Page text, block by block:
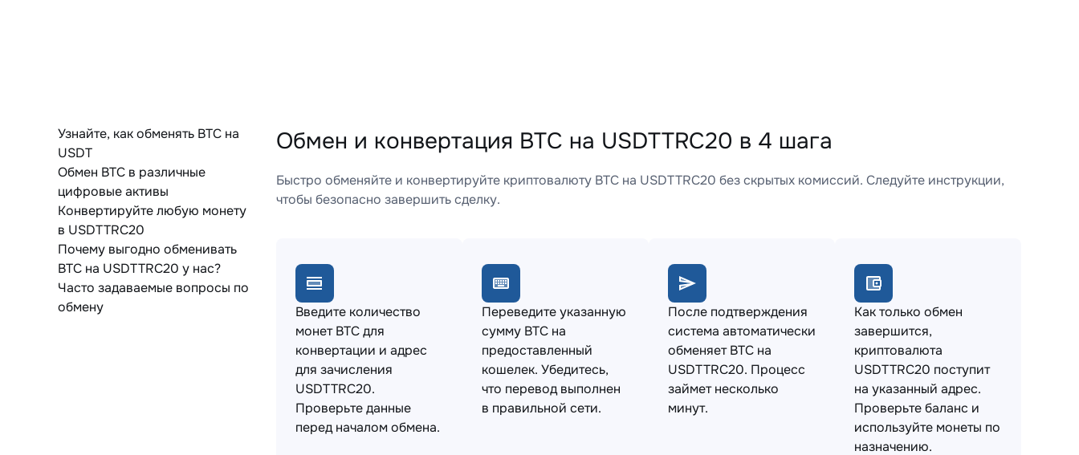
Узнайте, как обменять BTC на
USDT
Обмен BTC в различные
цифровые активы
Конвертируйте любую монету
в USDTTRC20
Почему выгодно обменивать
BTC на USDTTRC20 у нас?
Часто задаваемые вопросы по
обмену
Обмен и конвертация BTC на USDTTRC20 в 4 шага
Быстро обменяйте и конвертируйте криптовалюту BTC на USDTTRC20 без скрытых комиссий. Следуйте инструкции,
чтобы безопасно завершить сделку.
Введите количество
монет BTC для
конвертации и адрес
для зачисления
USDTTRC20.
Проверьте данные
перед началом обмена.
Переведите указанную
сумму BTC на
предоставленный
кошелек. Убедитесь,
что перевод выполнен
в правильной сети.
После подтверждения
система автоматически
обменяет BTC на
USDTTRC20. Процесс
займет несколько
минут.
Как только обмен
завершится,
криптовалюта
USDTTRC20 поступит
на указанный адрес.
Проверьте баланс и
используйте монеты по
назначению.